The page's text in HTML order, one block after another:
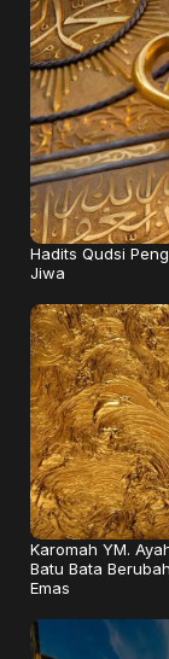
Hadits Qudsi
Jiwa
Karomah YM.
Batu Bata
Emas